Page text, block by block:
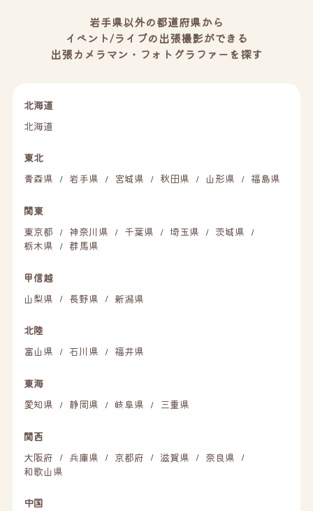
岩手県以外の都道府県から
イベント/ライブの出張撮影ができる
出張カメラマン・フォトグラファーを探す
北海道
北海道
東北
青森県
/ 岩手県 / 宮城県 / 秋田県 / 山形県 / 福島県
関東
東京都
/ 神奈川県 / 千葉県 / 埼玉県 / 茨城県 /
栃木県 / 群馬県
甲信越
山梨県
/ 長野県 / 新潟県
北陸
富山県
/ 石川県 / 福井県
東海
愛知県
/ 静岡県 / 岐阜県 / 三重県
関西
大阪府
/ 兵庫県 / 京都府 / 滋賀県 / 奈良県 /
和歌山県
中国